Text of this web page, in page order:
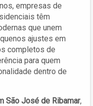
empresas de
têm
que unem
ajustes em
completos de
para quem
dentro de
São José de Ribamar,